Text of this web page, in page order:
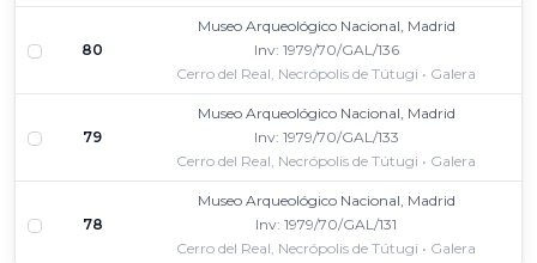
80
Museo Arqueológico Nacional, Madrid
Inv: 1979/70/GAL/136
Cerro del Real, Necrópolis de Tútugi • Galera
79
Museo Arqueológico Nacional, Madrid
Inv: 1979/70/GAL/133
Cerro del Real, Necrópolis de Tútugi • Galera
78
Museo Arqueológico Nacional, Madrid
Inv: 1979/70/GAL/131
Cerro del Real, Necrópolis de Tútugi • Galera